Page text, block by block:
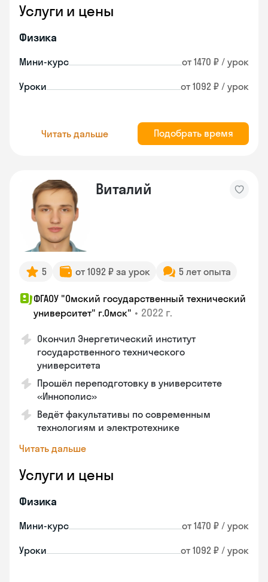
Услуги и цены
Физика
Мини-курс от 1470 ₽ / урок
Уроки от 1092 ₽ / урок
Читать дальше Подобрать время
Виталий
5 от 1092 ₽ за урок 5 лет опыта
ФГАОУ "Омский государственный технический
университет" г.Омск" • 2022 г.
Окончил Энергетический институт
государственного технического
университета
Прошёл переподготовку в университете
«Иннополис»
Ведёт факультативы по современным
технологиям и электротехнике
Читать дальше
Услуги и цены
Физика
Мини-курс от 1470 ₽ / урок
Уроки от 1092 ₽ / урок